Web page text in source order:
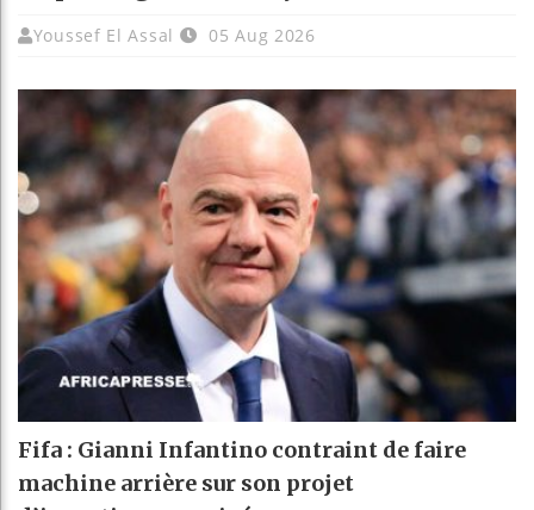
Youssef El Assal 05 Aug 2026
Fifa : Gianni Infantino contraint de faire
machine arrière sur son projet